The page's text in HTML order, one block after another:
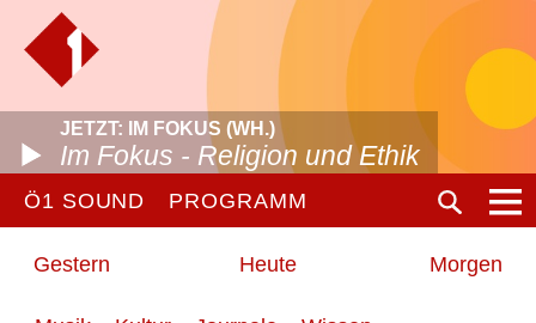
JETZT: IM FOKUS (WH.)
Im Fokus - Religion und Ethik
Ö1 SOUND PROGRAMM
Gestern Heute Morgen